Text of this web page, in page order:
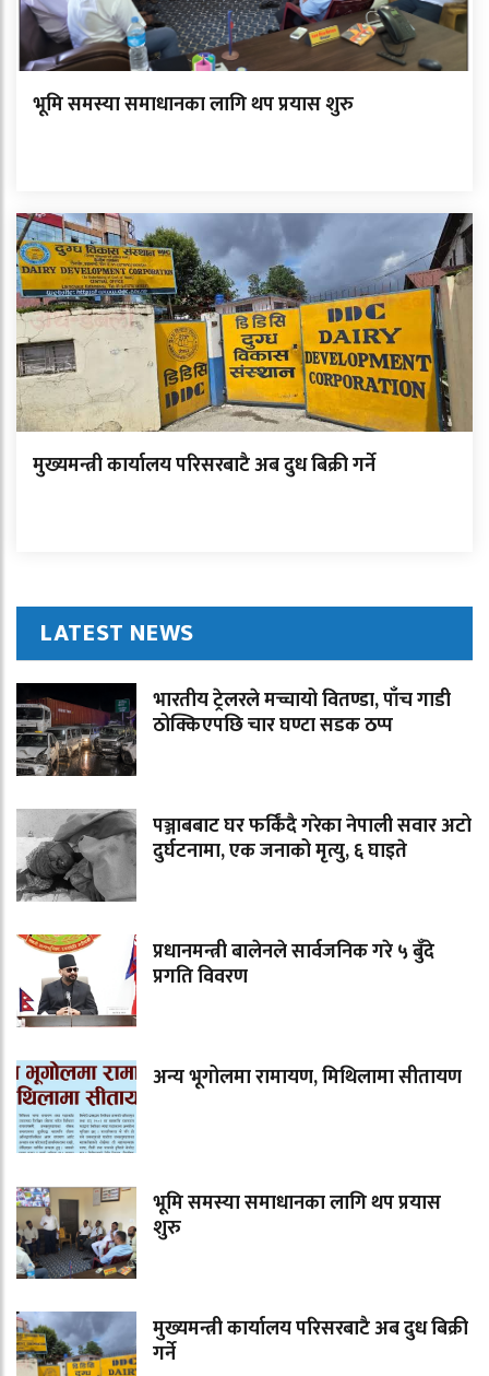
भूमि समस्या समाधानका लागि थप प्रयास शुरु
मुख्यमन्त्री कार्यालय परिसरबाटै अब दुध बिक्री गर्ने
LATEST NEWS
भारतीय ट्रेलरले मच्चायो वितण्डा, पाँच गाडी
ठोक्किएपछि चार घण्टा सडक ठप्प
पञ्जाबबाट घर फर्किंदै गरेका नेपाली सवार अटो
दुर्घटनामा, एक जनाको मृत्यु, ६ घाइते
प्रधानमन्त्री बालेनले सार्वजनिक गरे ५ बुँदे
प्रगति विवरण
अन्य भूगोलमा रामायण, मिथिलामा सीतायण
भूमि समस्या समाधानका लागि थप प्रयास
शुरु
मुख्यमन्त्री कार्यालय परिसरबाटै अब दुध बिक्री
गर्ने